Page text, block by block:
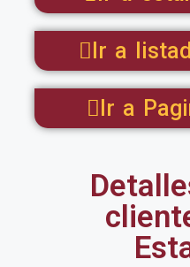
Ir a
Ir a